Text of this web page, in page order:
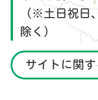
（※土日祝日
除く）
サイトに関